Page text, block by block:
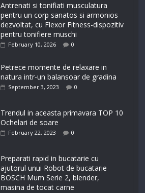
Antrenati si tonifiati musculatura
pentru un corp sanatos si armonios
dezvoltat, cu Flexor Fitness-dispozitiv
pentru tonifiere muschi
February 10, 2026 0
Petrece momente de relaxare in
natura intr-un balansoar de gradina
September 3, 2023 0
Trendul in aceasta primavara TOP 10
Ochelari de soare
February 22, 2023 0
Preparati rapid in bucatarie cu
ajutorul unui Robot de bucatarie
BOSCH Mum Serie 2, blender,
masina de tocat carne